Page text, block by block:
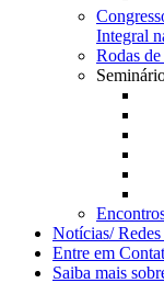
Integral
Rodas
Notícias/
Entre em
Saiba mais